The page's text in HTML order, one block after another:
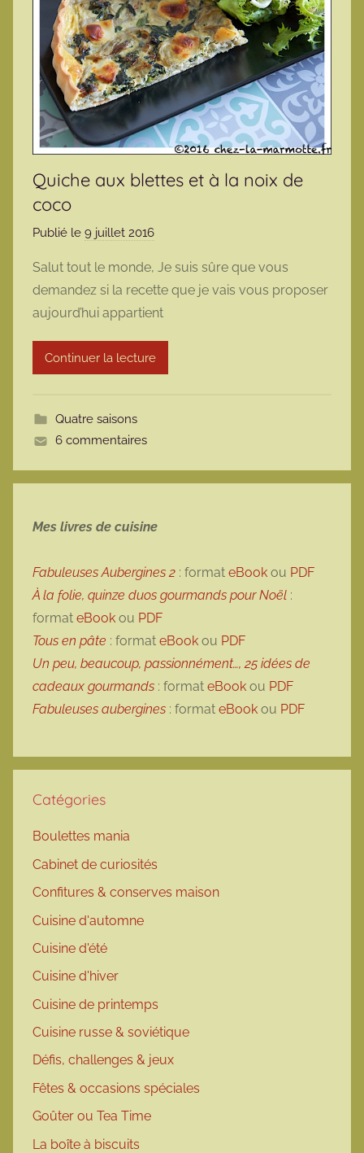
Quiche aux blettes et à la noix de
coco
Publié le 9 juillet 2016
r
m
a
r
m
Salut tout le monde, Je suis sûre que vous
demandez si la recette que je vais vous proposer
aujourd’hui appartient
Continuer la lecture
Quatre saisons
6 commentaires
Mes livres de cuisine
Fabuleuses Aubergines 2 : format eBook ou PDF
À la folie, quinze duos gourmands pour Noël :
format eBook ou PDF
Tous en pâte : format eBook ou PDF
Un peu, beaucoup, passionnément…, 25 idées de
cadeaux gourmands : format eBook ou PDF
Fabuleuses aubergines : format eBook ou PDF
Catégories
Boulettes mania
Cabinet de curiosités
Confitures & conserves maison
Cuisine d'automne
Cuisine d'été
Cuisine d'hiver
Cuisine de printemps
Cuisine russe & soviétique
Défis, challenges & jeux
Fêtes & occasions spéciales
Goûter ou Tea Time
La boîte à biscuits